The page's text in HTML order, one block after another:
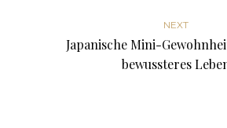
NEXT
Japanische Mini-
bewussteres